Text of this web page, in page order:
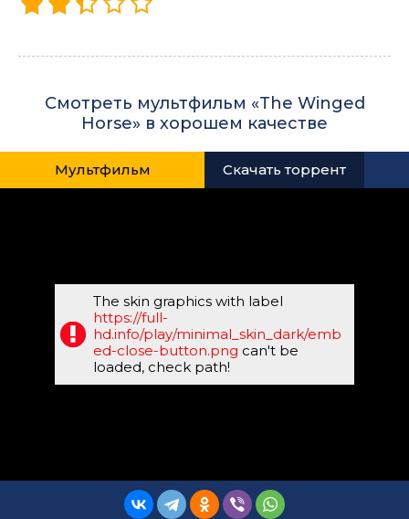
Смотреть мультфильм «The Winged
Horse» в хорошем качестве
Мультфильм Скачать торрент
The skin graphics with label
https://full-
hd.info/play/minimal_skin_dark/emb
ed-close-button.png can't be
loaded, check path!